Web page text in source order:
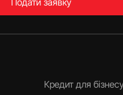
Кредит для